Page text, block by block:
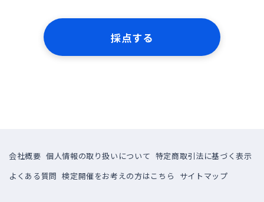
採点する
会社概要 個人情報の取り扱いについて 特定商取引法に基づく表示
よくある質問 検定開催をお考えの方はこちら サイトマップ